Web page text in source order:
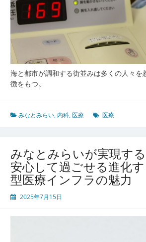
康
と
多
様
な
医
療
の
海と都市が調和する街並みは多くの人々を
徴をもつ。
みなとみらい, 内科,医療 医療
みなとみらいが実現す
安心して過ごせる進化
型医療インフラの魅力
2025年7月15日